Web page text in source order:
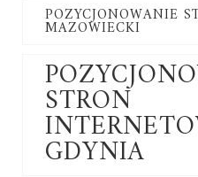
POZYCJONOWANIE
MAZOWIECKI
STRON
GDYNIA